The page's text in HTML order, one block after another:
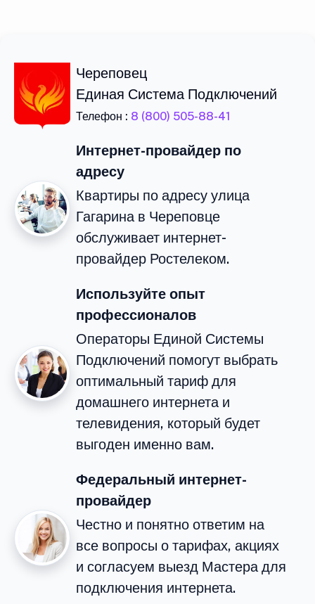
Череповец
Единая Система Подключений
Телефон : 8 (800) 505-88-41
Интернет-провайдер по
адресу
Квартиры по адресу улица
Гагарина в Череповце
обслуживает интернет-
провайдер Ростелеком.
Используйте опыт
профессионалов
Операторы Единой Системы
Подключений помогут выбрать
оптимальный тариф для
домашнего интернета и
телевидения, который будет
выгоден именно вам.
Федеральный интернет-
провайдер
Честно и понятно ответим на
все вопросы о тарифах, акциях
и согласуем выезд Мастера для
подключения интернета.